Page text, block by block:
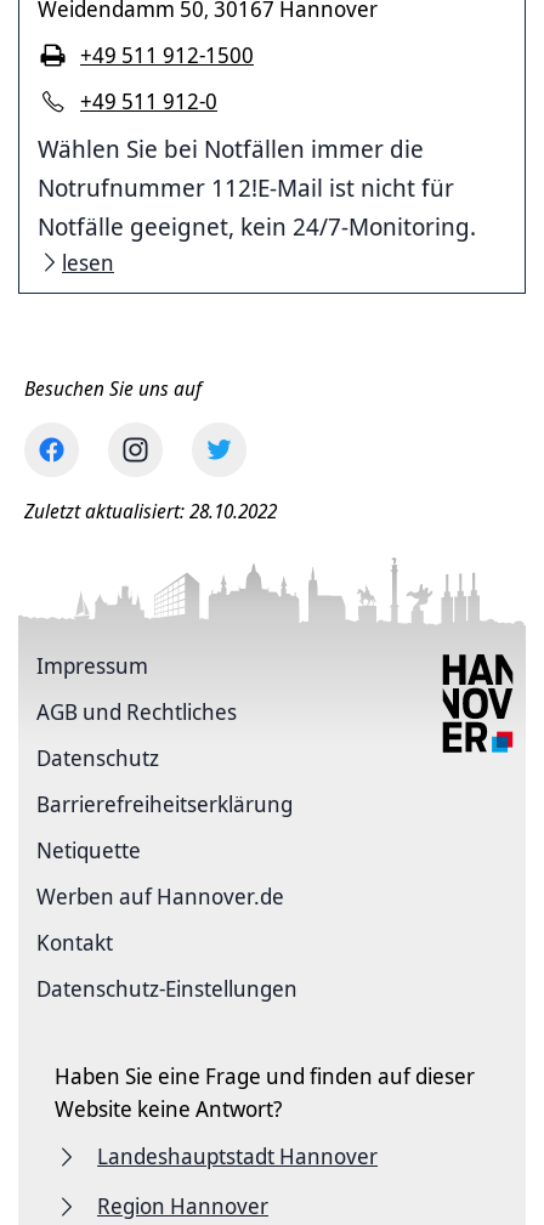
Weidendamm 50, 30167 Hannover
+49 511 912-0
+49 511 912-1500
Wählen Sie bei Notfällen immer die
Notrufnummer 112!E-Mail ist nicht für
Notfälle geeignet, kein 24/7-Monitoring.
lesen
Besuchen Sie uns auf
Zuletzt aktualisiert: 28.10.2022
Impressum
AGB und Rechtliches
Datenschutz
Barriere­freiheits­erklärung
Netiquette
Werben auf Hannover.de
Kontakt
Datenschutz-Einstellungen
Haben Sie eine Frage und finden auf dieser
Website keine Antwort?
Landeshauptstadt Hannover
Region Hannover